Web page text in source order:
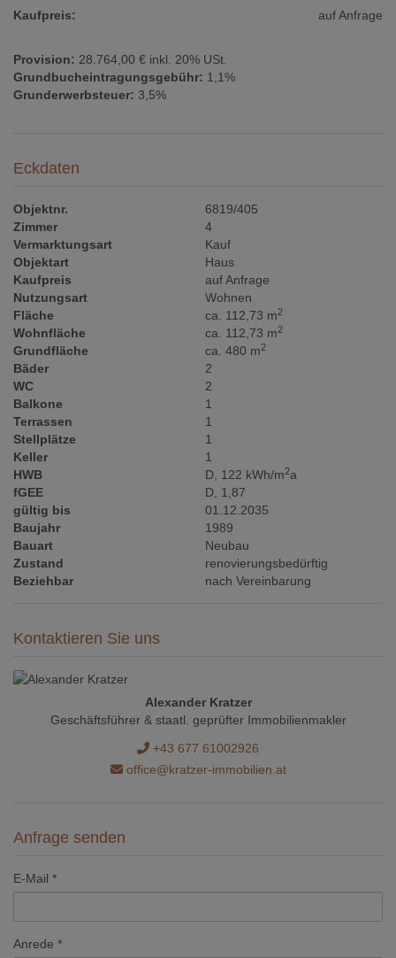
Kaufpreis: auf Anfrage
Provision: 28.764,00 € inkl. 20% USt.
Grundbucheintragungsgebühr: 1,1%
Grunderwerbsteuer: 3,5%
Eckdaten
Objektnr.
6819/405
Zimmer
4
Vermarktungsart
Kauf
Objektart
Haus
Kaufpreis
auf Anfrage
Nutzungsart
Wohnen
Fläche
ca. 112,73 m2
Wohnfläche ca. 112,73 m2
Grundfläche ca. 480 m2
Bäder
2
WC
2
Balkone
1
Terrassen
1
Stellplätze
1
Keller
1
HWB
D, 122 kWh/m2a
fGEE
D, 1,87
gültig bis
01.12.2035
Baujahr
1989
Bauart
Neubau
Zustand
renovierungsbedürftig
Beziehbar
nach Vereinbarung
Kontaktieren Sie uns
Alexander Kratzer
Geschäftsführer & staatl. geprüfter Immobilienmakler
+43 677 61002926
office@kratzer-immobilien.at
Anfrage senden
E-Mail
Anrede